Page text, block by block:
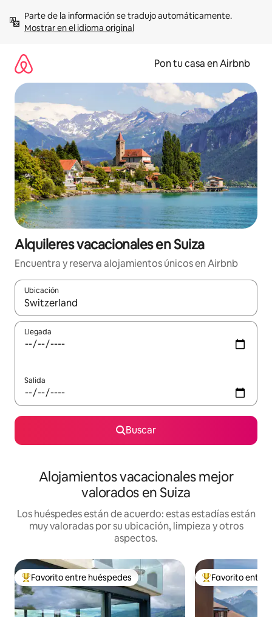
contenidoMostrar en el idioma original
Pon tu casa en Airbnb
Alquileres vacacionales en Suiza
Encuentra y reserva alojamientos únicos en Airbnb
Ubicación
Cuando los resultados estén disponibles, navega con las
Llegada
Salida
Buscar
Alojamientos vacacionales mejor
valorados en Suiza
Los huéspedes están de acuerdo: estas estadías están
muy valoradas por su ubicación, limpieza y otros
aspectos.
Favorito entre huéspedes preferido
Favorito entre huéspedes Favorito entre
Favorito entre